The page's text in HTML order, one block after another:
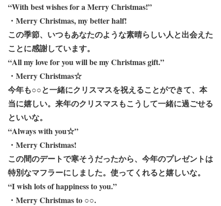
“With best wishes for a Merry Christmas!”
・Merry Christmas, my better half!
この季節、いつもあなたのような素晴らしい人と出会えた
ことに感謝しています。
“All my love for you will be my Christmas gift.”
・Merry Christmas☆
今年も○○と一緒にクリスマスを祝えることができて、本
当に嬉しい。来年のクリスマスもこうして一緒に過ごせる
といいな。
“Always with you☆”
・Merry Christmas!
この間のデートで寒そうだったから、今年のプレゼントは
特別なマフラーにしました。使ってくれると嬉しいな。
“I wish lots of happiness to you.”
・Merry Christmas to ○○.